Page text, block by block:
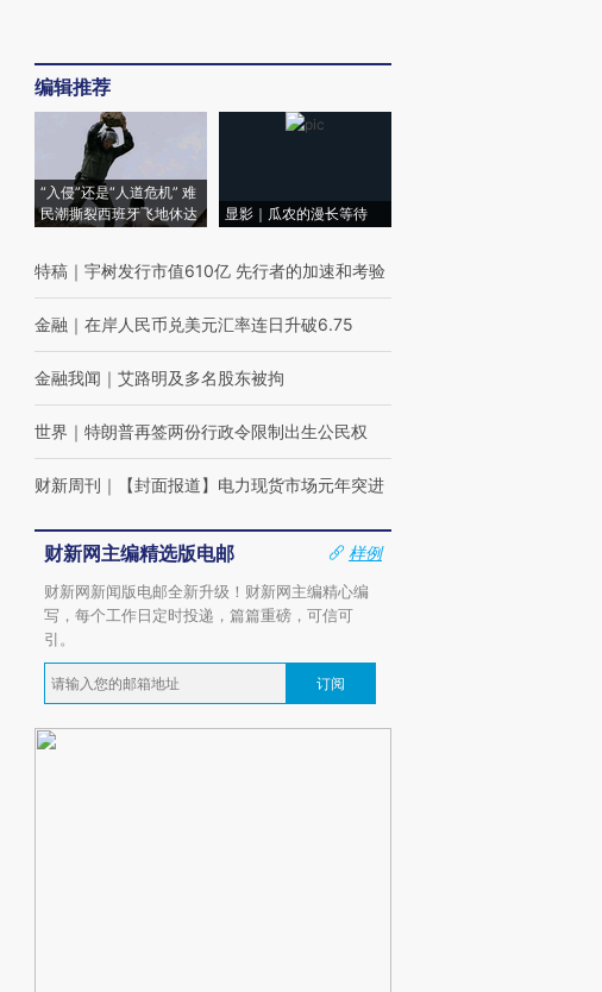
编辑推荐
“入侵”还是“人道危机” 难
民潮撕裂西班牙飞地休达
显影｜瓜农的漫长等待
特稿 ｜ 宇树发行市值610亿 先行者的加速和考验
金融 ｜ 在岸人民币兑美元汇率连日升破6.75
金融我闻 ｜ 艾路明及多名股东被拘
世界 ｜ 特朗普再签两份行政令限制出生公民权
财新周刊 ｜ 【封面报道】电力现货市场元年突进
财新网主编精选版电邮
样例
财新网新闻版电邮全新升级！财新网主编精心编
写，每个工作日定时投递，篇篇重磅，可信可
引。
订阅